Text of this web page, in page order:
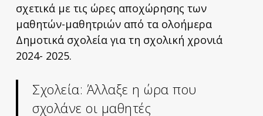
σχετικά με τις ώρες αποχώρησης των
μαθητών-μαθητριών από τα ολοήμερα
Δημοτικά σχολεία για τη σχολική χρονιά
2024- 2025.
Σχολεία: Άλλαξε η ώρα που
σχολάνε οι μαθητές